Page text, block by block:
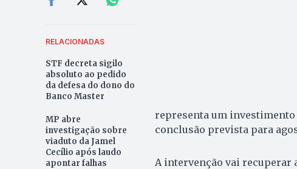
RELACIONADAS
STF decreta sigilo
absoluto ao pedido
da defesa do dono do
Banco Master
MP abre
investigação sobre
viaduto da Jamel
Cecílio após laudo
apontar falhas
representa um investimento
conclusão prevista para
A intervenção vai recuperar